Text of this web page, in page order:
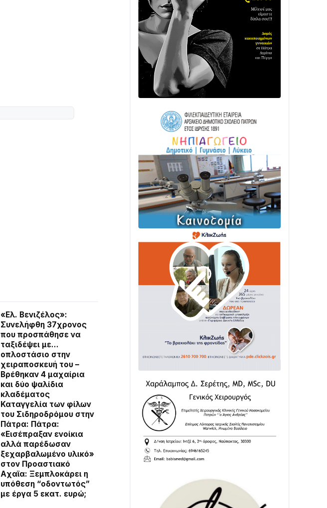
«Ελ. Βενιζέλος»:
Συνελήφθη 37χρονος
που προσπάθησε να
ταξιδέψει με…
οπλοστάσιο στην
χειραποσκευή του –
Βρέθηκαν 4 μαχαίρια
και δύο ψαλίδια
κλαδέματος
Καταγγελία των φίλων
του Σιδηροδρόμου στην
Πάτρα: Πάτρα:
«Εισέπραξαν ενοίκια
αλλά παρέδωσαν
ξεχαρβαλωμένο υλικό»
στον Προαστιακό
Aχαϊα: Ξεμπλοκάρει η
υπόθεση “οδοντωτός”
με έργα 5 εκατ. ευρώ;